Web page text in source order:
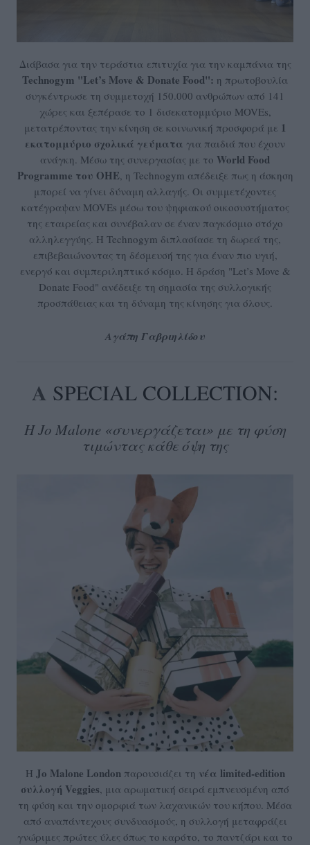
Διάβασα για την τεράστια επιτυχία για την καμπάνια της
Technogym "Let’s Move & Donate Food": η πρωτοβουλία
συγκέντρωσε τη συμμετοχή 150.000 ανθρώπων από 141
χώρες και ξεπέρασε το 1 δισεκατομμύριο MOVEs,
μετατρέποντας την κίνηση σε κοινωνική προσφορά με 1
εκατομμύριο σχολικά γεύματα για παιδιά που έχουν
ανάγκη. Μέσω της συνεργασίας με το World Food
Programme του ΟΗΕ, η Technogym απέδειξε πως η άσκηση
μπορεί να γίνει δύναμη αλλαγής. Οι συμμετέχοντες
κατέγραψαν MOVEs μέσω του ψηφιακού οικοσυστήματος
της εταιρείας και συνέβαλαν σε έναν παγκόσμιο στόχο
αλληλεγγύης. Η Technogym διπλασίασε τη δωρεά της,
επιβεβαιώνοντας τη δέσμευσή της για έναν πιο υγιή,
ενεργό και συμπεριληπτικό κόσμο. Η δράση "Let’s Move &
Donate Food" ανέδειξε τη σημασία της συλλογικής
προσπάθειας και τη δύναμη της κίνησης για όλους.
Αγάπη Γαβριηλίδου
A SPECIAL COLLECTION:
H Jo Malone «συνεργάζεται» με τη φύση
τιμώντας κάθε όψη της
Η Jo Malone Londonπαρουσιάζει τη νέα limited-edition
συλλογή Veggies, μια αρωματική σειρά εμπνευσμένη από
τη φύση και την ομορφιά των λαχανικών του κήπου. Μέσα
από αναπάντεχους συνδυασμούς, η συλλογή μεταφράζει
γνώριμες πρώτες ύλες όπως το καρότο, το παντζάρι και το